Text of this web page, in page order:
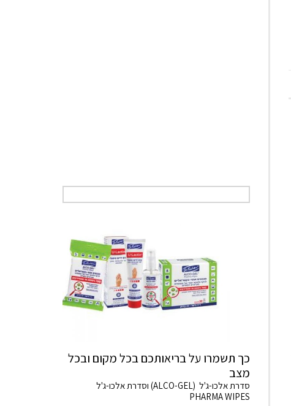
כך תשמרו על בריאותכם בכל מקום ובכל
מצב
סדרת אלכו-ג'ל (ALCO-GEL) וסדרת אלכו-ג'ל
PHARMA WIPES